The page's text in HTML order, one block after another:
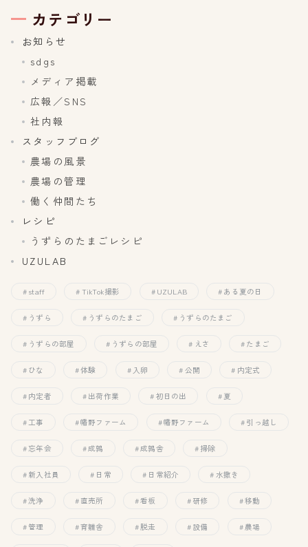
カテゴリー
お知らせ
sdgs
メディア掲載
広報／SNS
社内報
スタッフブログ
農場の風景
農場の管理
働く仲間たち
レシピ
うずらのたまごレシピ
UZULAB
staff TikTok撮影 UZULAB ある夏の日
うずら うずらのたまご うずらのたまご
うずらの部屋 うずらの部屋 えさ たまご
ひな 体験 入卵 公開 内定式
内定者 出荷作業 初日の出 夏
工事 幡野ファーム 幡野ファーム 引っ越し
忘年会 成鶉 成鶉舎 掃除
新入社員 日常 日常紹介 水撒き
洗浄 直売所 看板 研修 移動
管理 育雛舎 脱走 設備 農場